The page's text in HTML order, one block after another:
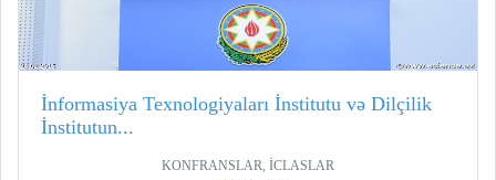
İnformasiya Texnologiyaları İnstitutu və Dilçilik
İnstitutun...
KONFRANSLAR, İCLASLAR